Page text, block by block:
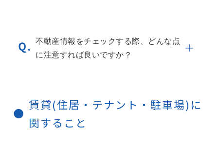
不動産情報をチェックする際、どんな点
に注意すれば良いですか？
賃貸(住居・テナント・駐車場)に
関すること